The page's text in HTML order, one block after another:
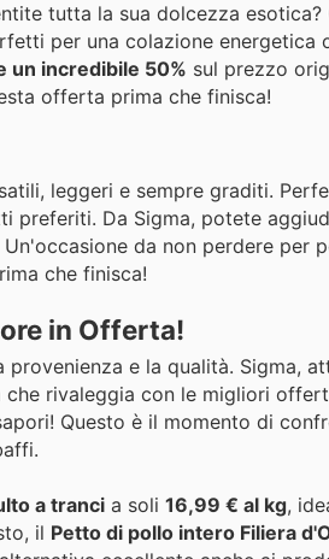
tutta la sua dolcezza esotica?
per una colazione energetica
un incredibile 50% sul prezzo
offerta prima che finisca!
leggeri e sempre graditi.
Da Sigma, potete
Un'occasione da non perdere per
che finisca!
in Offerta!
e la qualità. Sigma,
rivaleggia con le migliori
Questo è il momento di
a tranci a soli 16,99 € al kg,
il Petto di pollo intero Filiera